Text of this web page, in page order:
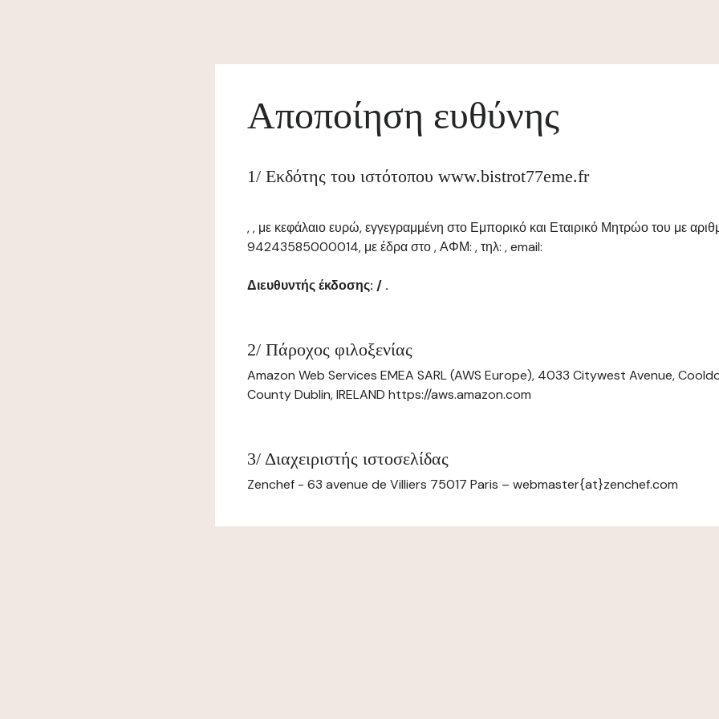
Αποποίηση ευθύνης
1/ Εκδότης του ιστότοπου www.bistrot77eme.fr
, , με κεφάλαιο ευρώ, εγγεγραμμένη στο Εμπορικό και Εταιρικό Μητρώο του με
94243585000014, με έδρα στο , ΑΦΜ: , τηλ: , email:
Διευθυντής έκδοσης: / .
2/ Πάροχος φιλοξενίας
Amazon Web Services EMEA SARL (AWS Europe), 4033 Citywest Avenue,
County Dublin, IRELAND https://aws.amazon.com
3/ Διαχειριστής ιστοσελίδας
Zenchef - 63 avenue de Villiers 75017 Paris – webmaster{at}zenchef.com